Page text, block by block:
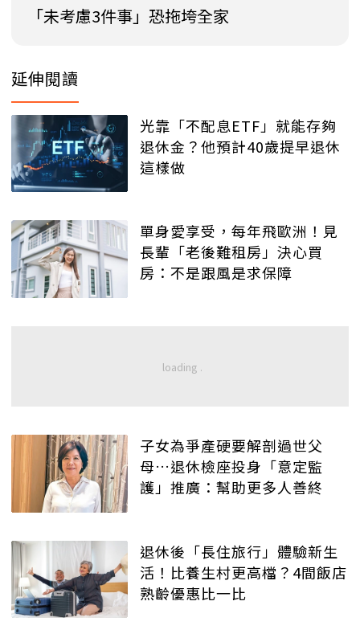
「未考慮3件事」恐拖垮全家
延伸閱讀
光靠「不配息ETF」就能存夠
退休金？他預計40歲提早退休
這樣做
單身愛享受，每年飛歐洲！見
長輩「老後難租房」決心買
房：不是跟風是求保障
子女為爭產硬要解剖過世父
母…退休檢座投身「意定監
護」推廣：幫助更多人善終
退休後「長住旅行」體驗新生
活！比養生村更高檔？4間飯店
熟齡優惠比一比